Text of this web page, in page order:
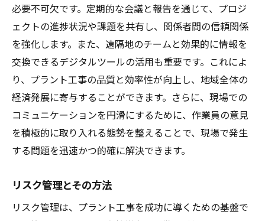
必要不可欠です。定期的な会議と報告を通じて、プロジ
ェクトの進捗状況や課題を共有し、関係者間の信頼関係
を強化します。また、遠隔地のチームと効果的に情報を
交換できるデジタルツールの活用も重要です。これによ
り、プラント工事の品質と効率性が向上し、地域全体の
経済発展に寄与することができます。さらに、現場での
コミュニケーションを円滑にするために、作業員の意見
を積極的に取り入れる態勢を整えることで、現場で発生
する問題を迅速かつ的確に解決できます。
リスク管理とその方法
リスク管理は、プラント工事を成功に導くための基盤で